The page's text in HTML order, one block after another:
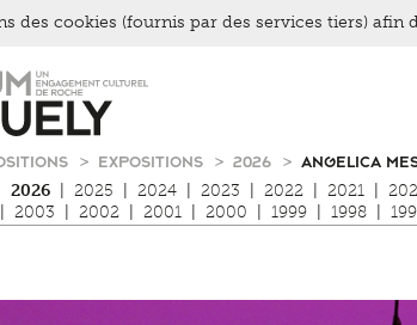
EXPOSITIONS 2026
ANGELICA
2026 2025 2024 2023 2022 2021
2003 2002 2001 2000 1999 1998
des cookies (fournis par des services tiers)